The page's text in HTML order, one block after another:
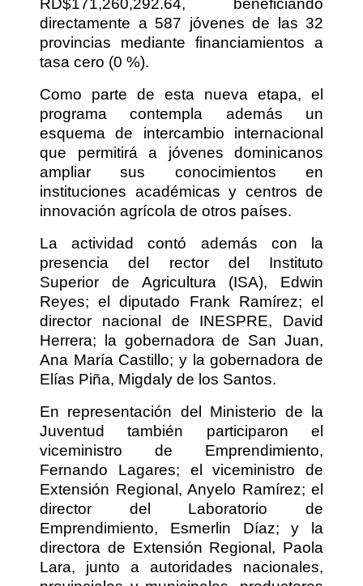
directamente a 587 jóvenes de las 32
provincias mediante financiamientos a
tasa cero (0 %).
Como parte de esta nueva etapa, el
programa contempla además un
esquema de intercambio internacional
que permitirá a jóvenes dominicanos
ampliar sus conocimientos en
instituciones académicas y centros de
innovación agrícola de otros países.
La actividad contó además con la
presencia del rector del Instituto
Superior de Agricultura (ISA), Edwin
Reyes; el diputado Frank Ramírez; el
director nacional de INESPRE, David
Herrera; la gobernadora de San Juan,
Ana María Castillo; y la gobernadora de
Elías Piña, Migdaly de los Santos.
En representación del Ministerio de la
Juventud también participaron el
viceministro de Emprendimiento,
Fernando Lagares; el viceministro de
Extensión Regional, Anyelo Ramírez; el
director del Laboratorio de
Emprendimiento, Esmerlin Díaz; y la
directora de Extensión Regional, Paola
Lara, junto a autoridades nacionales,